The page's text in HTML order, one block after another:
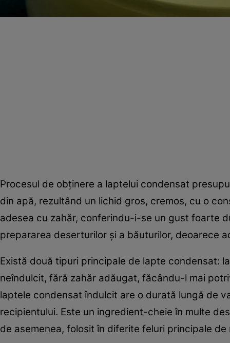
Procesul de obținere a laptelui condensat
din apă, rezultând un lichid gros, cremos, cu o
adesea cu zahăr, conferindu-i-se un gust foarte
prepararea deserturilor și a băuturilor, deoarece
Există două tipuri principale de lapte condensat:
neîndulcit, fără zahăr adăugat, făcându-l mai
laptele condensat îndulcit are o durată lungă de
recipientului. Este un ingredient-cheie în multe
de asemenea, folosit în diferite feluri principale